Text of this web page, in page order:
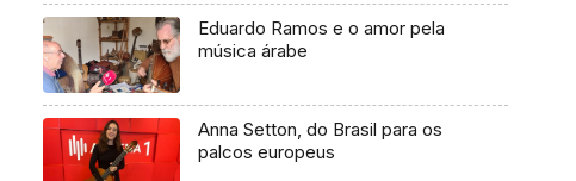
Eduardo Ramos e o amor pela
música árabe
Anna Setton, do Brasil para os
palcos europeus